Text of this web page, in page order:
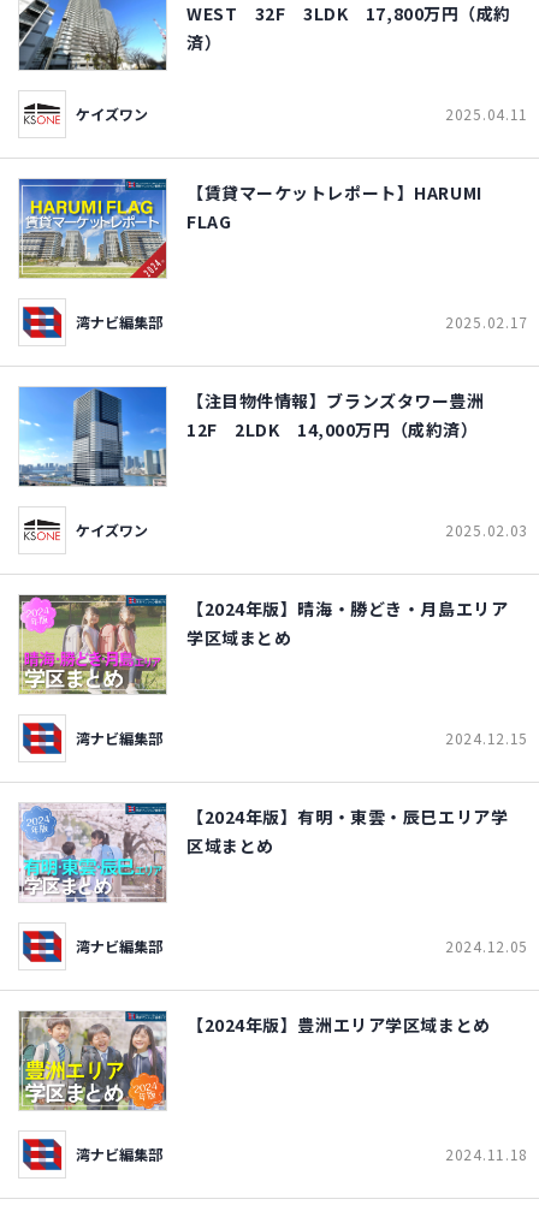
WEST 32F 3LDK 17,800万円（成約
済）
ケイズワン 2025.04.11
【賃貸マーケットレポート】HARUMI
FLAG
湾ナビ編集部 2025.02.17
【注目物件情報】ブランズタワー豊洲
12F 2LDK 14,000万円（成約済）
ケイズワン 2025.02.03
【2024年版】晴海・勝どき・月島エリア
学区域まとめ
湾ナビ編集部 2024.12.15
【2024年版】有明・東雲・辰巳エリア学
区域まとめ
湾ナビ編集部 2024.12.05
【2024年版】豊洲エリア学区域まとめ
湾ナビ編集部 2024.11.18